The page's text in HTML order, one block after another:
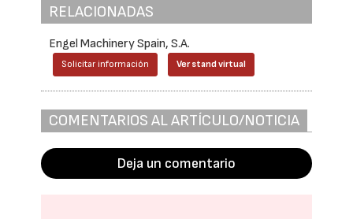
RELACIONADAS
Engel Machinery Spain, S.A.
Solicitar información Ver stand virtual
COMENTARIOS AL ARTÍCULO/NOTICIA
Deja un comentario